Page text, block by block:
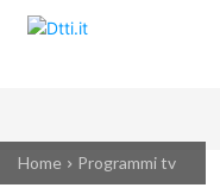
Home Programmi tv